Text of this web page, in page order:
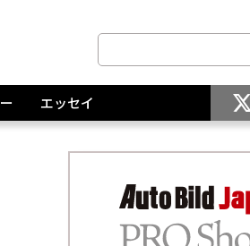
エッセイ